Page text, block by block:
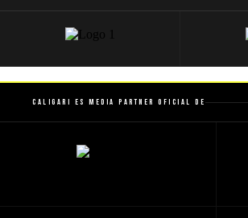
Caligari es Media Partner Oficial de